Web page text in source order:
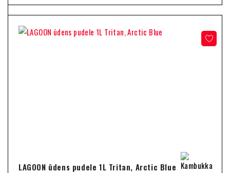
LAGOON ūdens pudele 1L Tritan, Arctic Blue